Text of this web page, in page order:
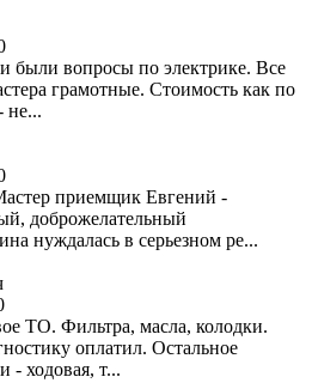
были вопросы по электрике. Все
грамотные. Стоимость как по
не...
приемщик Евгений -
доброжелательный
нуждалась в серьезном ре...
ТО. Фильтра, масла, колодки.
оплатил. Остальное
- ходовая, т...